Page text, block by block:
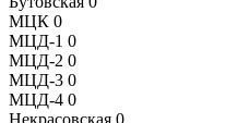
МЦК 0
МЦД-1 0
МЦД-2 0
МЦД-3 0
МЦД-4 0
Некрасовская 0